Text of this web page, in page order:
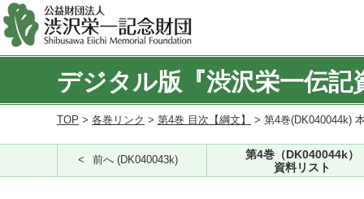
デジタル版『渋沢栄一伝記
TOP > 各巻リンク > 第4巻 目次【綱文】 > 第4巻(DK040044k)
前へ (DK040043k)
第4巻（DK040044k）
資料リスト